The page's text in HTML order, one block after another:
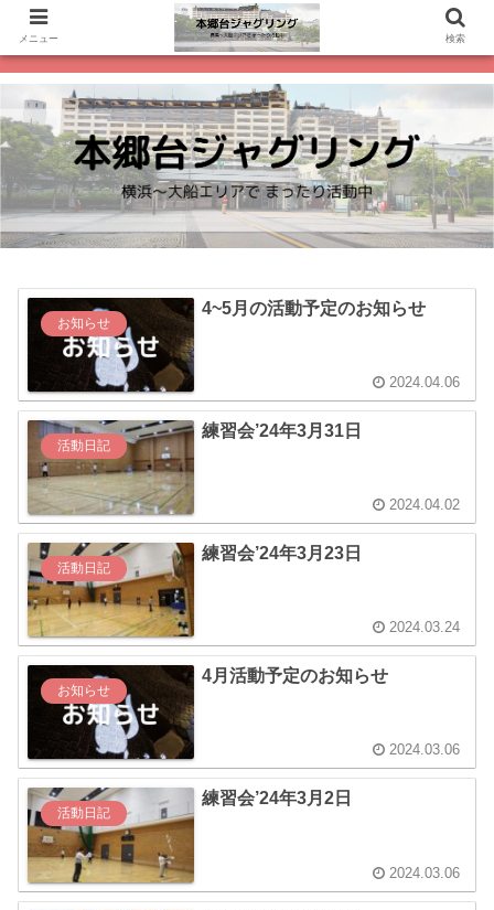
お知らせ
4~5月の活動予定のお知らせ
2024.04.06
活動日記
練習会’24年3月31日
2024.04.02
活動日記
練習会’24年3月23日
2024.03.24
お知らせ
4月活動予定のお知らせ
2024.03.06
活動日記
練習会’24年3月2日
2024.03.06
メニュー 検索